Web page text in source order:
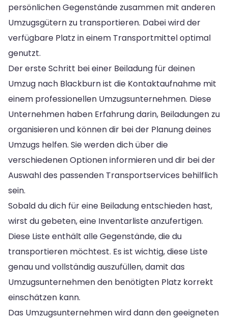
persönlichen Gegenstände zusammen mit anderen
Umzugsgütern zu transportieren. Dabei wird der
verfügbare Platz in einem Transportmittel optimal
genutzt.
Der erste Schritt bei einer Beiladung für deinen
Umzug nach Blackburn ist die Kontaktaufnahme mit
einem professionellen Umzugsunternehmen. Diese
Unternehmen haben Erfahrung darin, Beiladungen zu
organisieren und können dir bei der Planung deines
Umzugs helfen. Sie werden dich über die
verschiedenen Optionen informieren und dir bei der
Auswahl des passenden Transportservices behilflich
sein.
Sobald du dich für eine Beiladung entschieden hast,
wirst du gebeten, eine Inventarliste anzufertigen.
Diese Liste enthält alle Gegenstände, die du
transportieren möchtest. Es ist wichtig, diese Liste
genau und vollständig auszufüllen, damit das
Umzugsunternehmen den benötigten Platz korrekt
einschätzen kann.
Das Umzugsunternehmen wird dann den geeigneten